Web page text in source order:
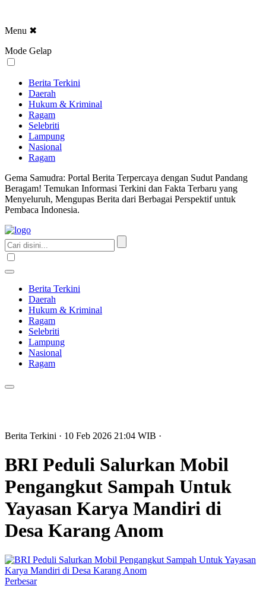
Menu ✖
Mode Gelap
Berita Terkini
Daerah
Hukum & Kriminal
Ragam
Selebriti
Lampung
Nasional
Ragam
Gema Samudra: Portal Berita Terpercaya dengan Sudut Pandang
Beragam! Temukan Informasi Terkini dan Fakta Terbaru yang
Menyeluruh, Mengupas Berita dari Berbagai Perspektif untuk
Pembaca Indonesia.
Berita Terkini
Daerah
Hukum & Kriminal
Ragam
Selebriti
Lampung
Nasional
Ragam
Berita Terkini · 10 Feb 2026 21:04 WIB ·
BRI Peduli Salurkan Mobil
Pengangkut Sampah Untuk
Yayasan Karya Mandiri di
Desa Karang Anom
Perbesar